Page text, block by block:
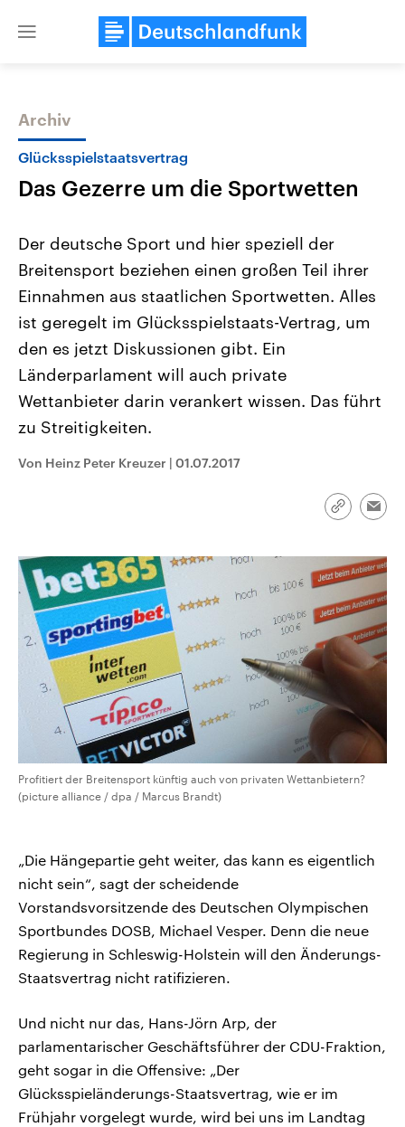
Close
Themen
Landtagswahl Sachsen-Anhalt
2026
Alle Informationen
Sachsen-Anhalt wählt am 6.
September 2026 einen neuen
Landtag. Seit 2021 wird das
Bundesland von einer Koalition aus
Umfragen, Prognosen,
und Hintergründe zu den Parteien
und Kandidaten der anstehenden
USA
Aktuelle Beiträge,
Hintergründe
Wirtschaftlich und
gehören die Vereinigten
mit großem Einfluss auf
Sendungen Programm Podcasts
Archiv
Glücksspielstaatsvertrag
Das Gezerre um die Sportwetten
Der deutsche Sport und hier speziell der
Breitensport beziehen einen großen Teil ihrer
Einnahmen aus staatlichen Sportwetten. Alles
ist geregelt im Glücksspielstaats-Vertrag, um
den es jetzt Diskussionen gibt. Ein
Länderparlament will auch private
Wettanbieter darin verankert wissen. Das führt
zu Streitigkeiten.
Von Heinz Peter Kreuzer | 01.07.2017
Link
Profitiert der Breitensport künftig auch von privaten Wettanbietern?
(picture alliance / dpa / Marcus Brandt)
„Die Hängepartie geht weiter, das kann es eigentlich
nicht sein“, sagt der scheidende
Vorstandsvorsitzende des Deutschen Olympischen
Sportbundes DOSB, Michael Vesper. Denn die neue
Regierung in Schleswig-Holstein will den Änderungs-
Staatsvertrag nicht ratifizieren.
Und nicht nur das, Hans-Jörn Arp, der
parlamentarischer Geschäftsführer der CDU-Fraktion,
geht sogar in die Offensive: „Der
Glücksspieländerungs-Staatsvertrag, wie er im
Frühjahr vorgelegt wurde, wird bei uns im Landtag